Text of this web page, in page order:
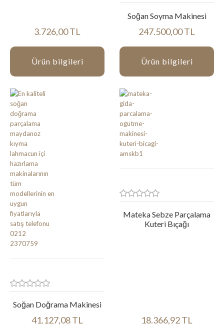
3.726,00 TL
Ürün bilgileri
Soğan Soyma Makinesi
247.500,00 TL
Ürün bilgileri
Soğan Doğrama Makinesi
41.127,08 TL
Mateka Sebze Parçalama
Kuteri Bıçağı
18.366,92 TL